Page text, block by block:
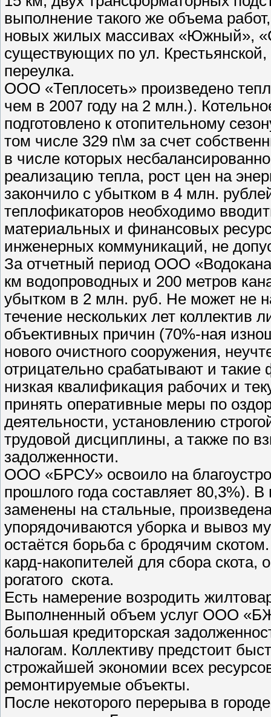
выполнение такого же объема
новых жилых массивах «Южный»,
существующих по ул.
переулка.
ООО «Теплосеть» произведено
чем в 2007 году на 2 млн.).
подготовлено к отопительному
том числе 329 п\м за счет
в числе которых
реализацию тепла, рост цен на
закончило с убытком в 4 млн.
теплофикаторов необходимо
материальных и финансовых
инженерных коммуникаций, не
За отчетный период ООО
км водопроводных и 200 метров
убытком в 2 млн. руб. Не может не
течение нескольких лет коллектив
объективных причин (70%-ная
нового очистного сооружения,
отрицательно срабатывают и
низкая квалификация рабочих и
принять оперативные меры по
деятельности, установлению
трудовой дисциплины, а также по
задолженности.
ООО «БРСУ» освоило на
прошлого года составляет 80,3%).
заменены на стальные,
упорядочиваются уборка и вывоз
остаётся борьба с бродячим
кард-накопителей для сбора
рогатого скота.
Есть намерение возродить
Выполненный объем услуг ООО
большая кредиторская
налогам. Коллективу предстоит
строжайшей экономии всех
ремонтируемые объекты.
После некоторого перерыва в